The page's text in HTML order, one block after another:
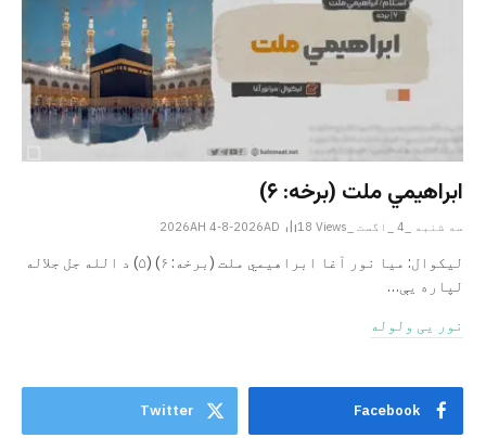
ابراهيمي ملت (برخه: ۶)
سه شنبه _4 _اگست _2026AH 4-8-2026AD 18 Views
ليکوال: میا نور آغا ابراهيمي ملت (برخه: ۶) (۵) د الله جل جلاله
لپاره یې…
نور یی ولوله
Facebook
Twitter